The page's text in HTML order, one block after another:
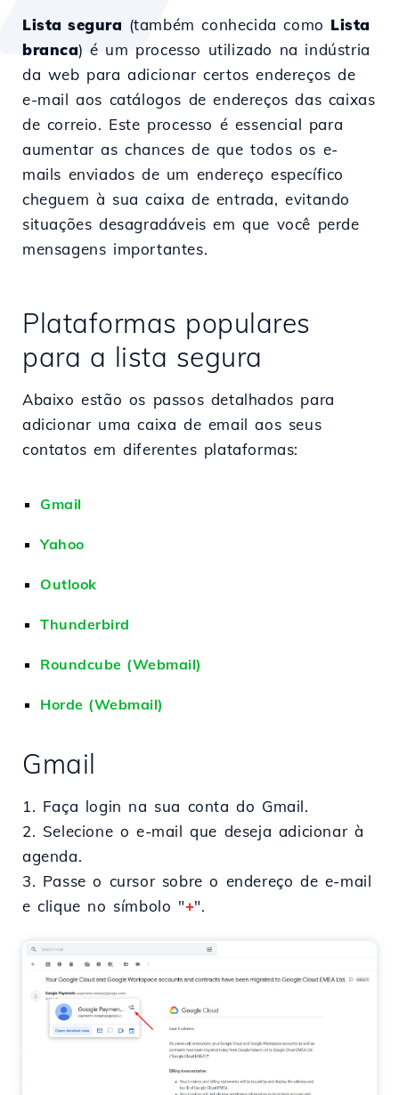
Lista segura (também conhecida como Lista
branca) é um processo utilizado na indústria
da web para adicionar certos endereços de
e-mail aos catálogos de endereços das caixas
de correio. Este processo é essencial para
aumentar as chances de que todos os e-
mails enviados de um endereço específico
cheguem à sua caixa de entrada, evitando
situações desagradáveis em que você perde
mensagens importantes.
Plataformas populares
para a lista segura
Abaixo estão os passos detalhados para
adicionar uma caixa de email aos seus
contatos em diferentes plataformas:
Gmail
Yahoo
Outlook
Thunderbird
Roundcube (Webmail)
Horde (Webmail)
Gmail
1. Faça login na sua conta do Gmail.
2. Selecione o e-mail que deseja adicionar à
agenda.
3. Passe o cursor sobre o endereço de e-mail
e clique no símbolo "+".